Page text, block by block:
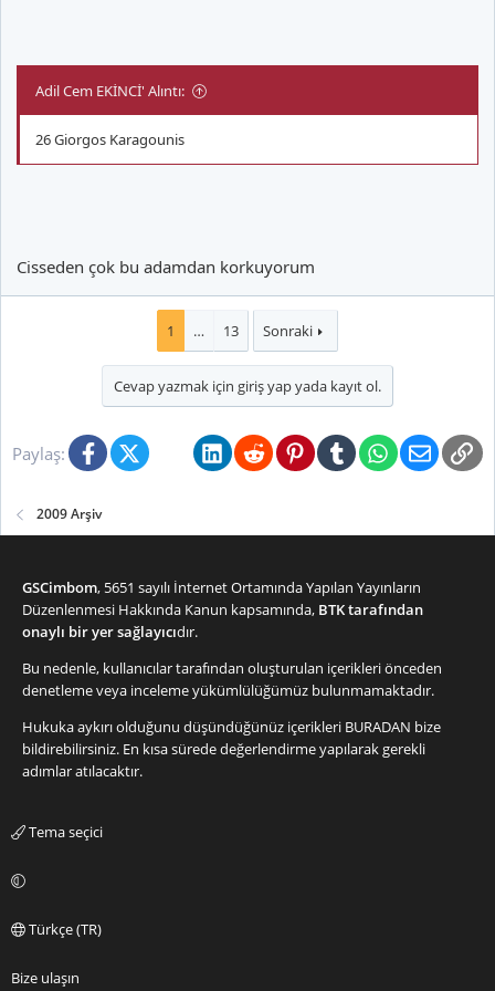
Adil Cem EKİNCİ' Alıntı:
26 Giorgos Karagounis
Cisseden çok bu adamdan korkuyorum
1 … 13 Sonraki
Cevap yazmak için giriş yap yada kayıt ol.
Paylaş: FacebookX (Twitter)BlueskyLinkedInRedditPinterestTumblrWhatsApp
E-posta
2009 Arşiv
GSCimbom, 5651 sayılı İnternet Ortamında Yapılan Yayınların
Düzenlenmesi Hakkında Kanun kapsamında, BTK tarafından
onaylı bir yer sağlayıcıdır.
Bu nedenle, kullanıcılar tarafından oluşturulan içerikleri önceden
denetleme veya inceleme yükümlülüğümüz bulunmamaktadır.
Hukuka aykırı olduğunu düşündüğünüz içerikleri BURADAN bize
bildirebilirsiniz. En kısa sürede değerlendirme yapılarak gerekli
adımlar atılacaktır.
Tema seçici
Türkçe (TR)
Bize ulaşın